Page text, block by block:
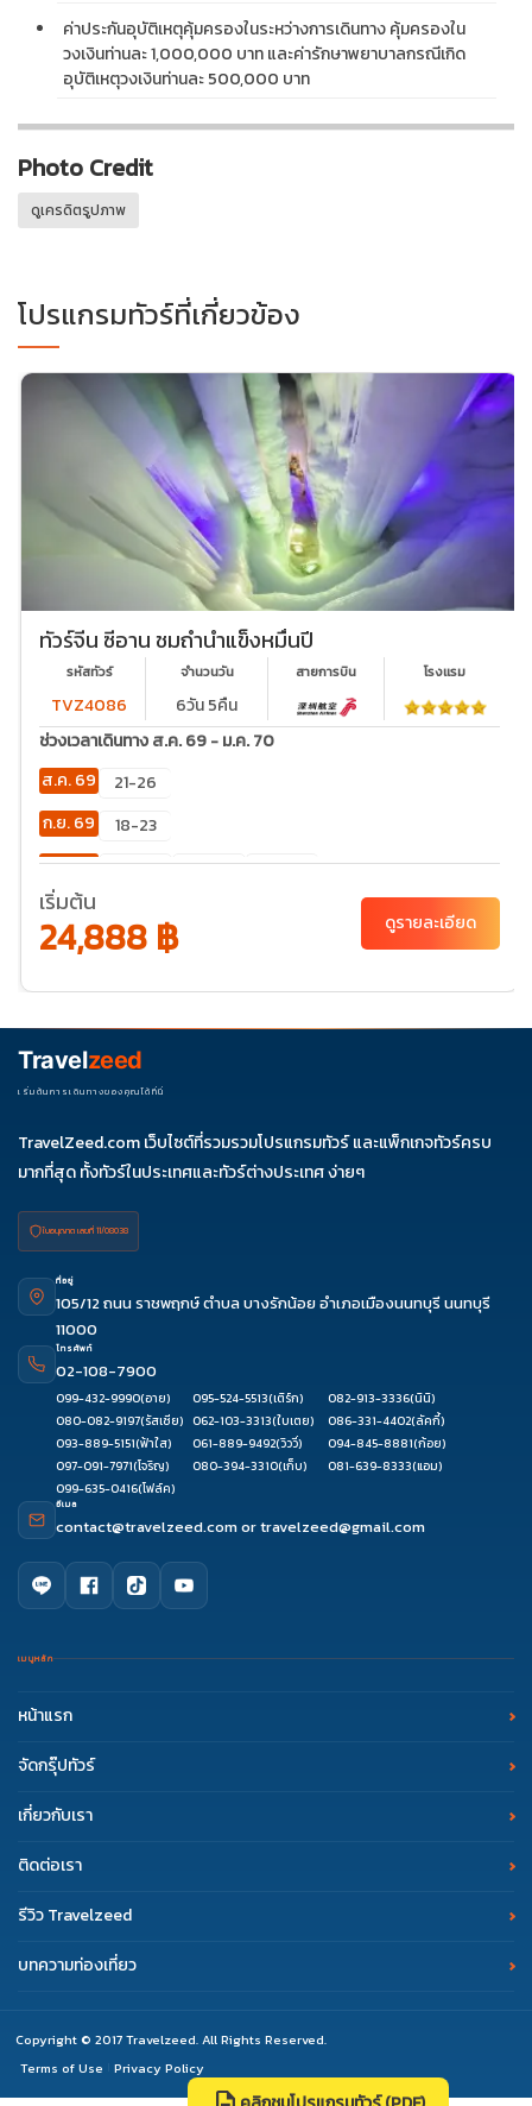
ค่าประกันอุบัติเหตุคุ้มครองในระหว่างการเดินทาง คุ้มครองใน
วงเงินท่านละ 1,000,000 บาท และค่ารักษาพยาบาลกรณีเกิด
อุบัติเหตุวงเงินท่านละ 500,000 บาท
Photo Credit
ดูเครดิตรูปภาพ
โปรแกรมทัวร์ที่เกี่ยวข้อง
ทัวร์จีน ซีอาน ชมถ้ำน้ำแข็งหมื่นปี
รหัสทัวร์
TVZ4086
จำนวนวัน
6วัน 5คืน
สายการบิน โรงเเรม
ช่วงเวลาเดินทาง ส.ค. 69 - ม.ค. 70
ส.ค. 69
21-26
ก.ย. 69
18-23
ต.ค. 69
02-
23-28
30-
พ.ย. 69
20-
ม.ค. 70
01-06
เริ่มต้น
24,888 ฿ ดูรายละเอียด
Travelzeed
เริ่มต้นการเดินทางของคุณได้ที่นี่
TravelZeed.com เว็บไซต์ที่รวมรวมโปรแกรมทัวร์ และแพ็กเกจทัวร์ครบ
มากที่สุด ทั้งทัวร์ในประเทศและทัวร์ต่างประเทศ ง่ายๆ
ใบอนุญาต เลขที่ 11/08038
ที่อยู่
105/12 ถนน ราชพฤกษ์ ตำบล บางรักน้อย อำเภอเมืองนนทบุรี นนทบุรี
11000
โทรศัพท์
02-108-7900
099-432-9990(อาย) 095-524-5513(เติร์ก) 082-913-3336(นินิ)
080-082-9197(รัสเซีย) 062-103-3313(ใบเตย) 086-331-4402(ลัคกี้)
093-889-5151(ฟ้าใส) 061-889-9492(วิววี่) 094-845-8881(ก้อย)
097-091-7971(โจริญ) 080-394-3310(เก็บ) 081-639-8333(แอม)
099-635-0416(โฟล์ค)
อีเมล
contact@travelzeed.comortravelzeed@gmail.com
เมนูหลัก
หน้าแรก
จัดกรุ๊ปทัวร์
เกี่ยวกับเรา
ติดต่อเรา
รีวิว Travelzeed
บทความท่องเที่ยว
Copyright © 2017 Travelzeed. All Rights Reserved.
Terms of Use
Privacy Policy